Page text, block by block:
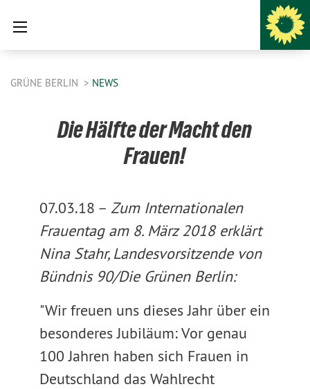
GRÜNE BERLIN NEWS
Die Hälfte der Macht den
Frauen!
07.03.18 – Zum Internationalen
Frauentag am 8. März 2018 erklärt
Nina Stahr, Landesvorsitzende von
Bündnis 90/Die Grünen Berlin:
"Wir freuen uns dieses Jahr über ein
besonderes Jubiläum: Vor genau
100 Jahren haben sich Frauen in
Deutschland das Wahlrecht